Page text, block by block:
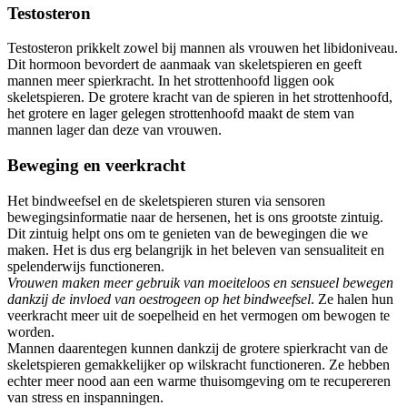
Testosteron
Testosteron prikkelt zowel bij mannen als vrouwen het libidoniveau.
Dit hormoon bevordert de aanmaak van skeletspieren en geeft
mannen meer spierkracht. In het strottenhoofd liggen ook
skeletspieren. De grotere kracht van de spieren in het strottenhoofd,
het grotere en lager gelegen strottenhoofd maakt de stem van
mannen lager dan deze van vrouwen.
Beweging en veerkracht
Het bindweefsel en de skeletspieren sturen via sensoren
bewegingsinformatie naar de hersenen, het is ons grootste zintuig.
Dit zintuig helpt ons om te genieten van de bewegingen die we
maken. Het is dus erg belangrijk in het beleven van sensualiteit en
spelenderwijs functioneren.
Vrouwen maken meer gebruik van moeiteloos en sensueel bewegen
dankzij de invloed van oestrogeen op het bindweefsel. Ze halen hun
veerkracht meer uit de soepelheid en het vermogen om bewogen te
worden.
Mannen daarentegen kunnen dankzij de grotere spierkracht van de
skeletspieren gemakkelijker op wilskracht functioneren. Ze hebben
echter meer nood aan een warme thuisomgeving om te recupereren
van stress en inspanningen.